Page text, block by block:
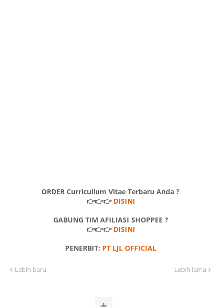
ORDER Curricullum Vitae Terbaru Anda ?
👉👉👉 DISINI
GABUNG TIM AFILIASI SHOPPEE ?
👉👉👉 DISINI
PENERBIT: PT LJL OFFICIAL
Lebih baru Lebih lama